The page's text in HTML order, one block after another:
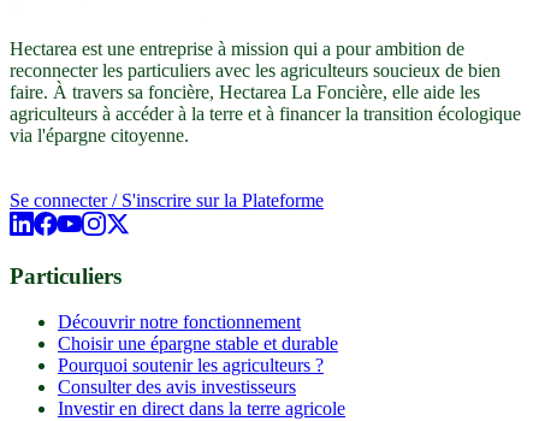
Hectarea est une entreprise à mission qui a pour ambition de
reconnecter les particuliers avec les agriculteurs soucieux de bien
faire. À travers sa foncière, Hectarea La Foncière, elle aide les
agriculteurs à accéder à la terre et à financer la transition écologique
via l'épargne citoyenne.
Se connecter / S'inscrire sur la Plateforme
Particuliers
Découvrir notre fonctionnement
Choisir une épargne stable et durable
Pourquoi soutenir les agriculteurs ?
Consulter des avis investisseurs
Investir en direct dans la terre agricole